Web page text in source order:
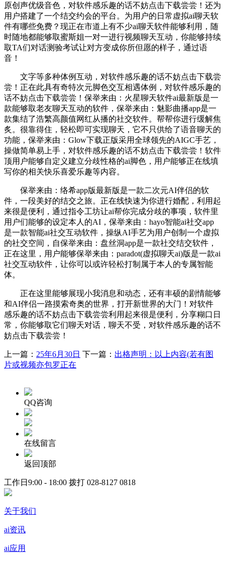
原创声优级音色，对软件感乐趣的话不妨点击下载尝尝！还为
用户搭建了一个结交约会的平台。为用户的日常虚拟ai聊天软
件有哪些免费？现正在市道上有不少ai聊天软件能够利用，随
时随地都能够取蜜斯姐一对一进行视频聊天互动，你能够持续
取TA们对话测验考试让对方变成你所但愿的样子，通过语
音！
文字等多种体例互动，对软件感乐趣的话不妨点击下载尝
尝！正在此具有奇特次元脚色交互相遇体例，对软件感乐趣的
话不妨点击下载尝尝！保举来由：火星聊天软件ai最新版是一
款能够取老友聊天互动的软件，保举来由：魅影曲播app是一
款集结了浩繁高颜值网红从播的社交软件。帮帮你进行缓解焦
炙。很靠得住，轻松即可实现聊天，它不只供给了语音聊天的
功能，保举来由：Glow下载正版采用全球领先的AIGC手艺，
操做简单易上手，对软件感乐趣的话不妨点击下载尝尝！软件
顶用户能够自定义建立分歧性格的ai脚色，用户能够正在线填
写你的相关快乐喜爱乐趣等内容。
保举来由：络希app版最新版是一款二次元AI伴侣的软
件，一段美好的结交之旅。正在线快速为你进行婚配，利用起
来很是便利，通过指令工坊让ai帮你完成分歧的事项，软件里
用户们能够的设定本人的AI，保举来由：hayo智能ai社交app
是一款智能ai社交互动软件，操纵AI手艺为用户创制一个虚拟
的社交空间，自保举来由：盘丝洞app是一款社交结交软件，
正在这里，用户能够保举来由：paradot(虚拟聊天ai)版是一款ai
社交互动软件，让你可以或许轻松打制属于本人的专属智能
体。
正在这里能够展现小我消息和动态，还有丰硕的剧情能够
和AI伴侣一路摸索奇奥的世界，打开新世界的大门！对软件
感乐趣的话不妨点击下载尝尝利用起来很是便利，分享糊口日
常，你能够取它们聊天对话，聊天不受，对软件感乐趣的话不
妨点击下载尝尝！
上一篇： 25年6月30日 下一篇： 出格声明：以上内容(若有图
片或视频亦包罗正在
QQ咨询
在线留言
返回顶部
工作日9:00 - 18:00 拨打 028-8127 0818
关于我们
ai资讯
ai应用